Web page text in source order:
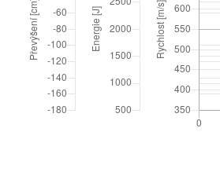
Polohový úhel
ATMOSFERICKÉ PODMÍNKY
Absolutní tlak